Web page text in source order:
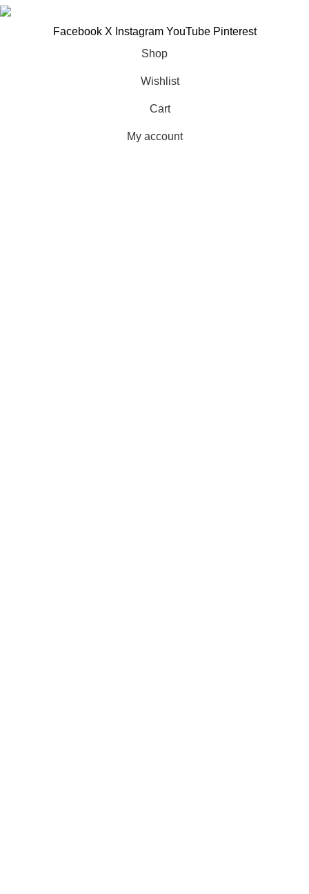
Facebook X Instagram YouTube Pinterest
Shop
Wishlist
Cart
My account